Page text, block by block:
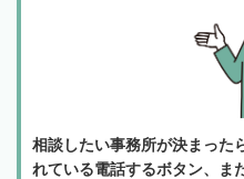
相談したい事務所が決まった
れている電話するボタン、ま